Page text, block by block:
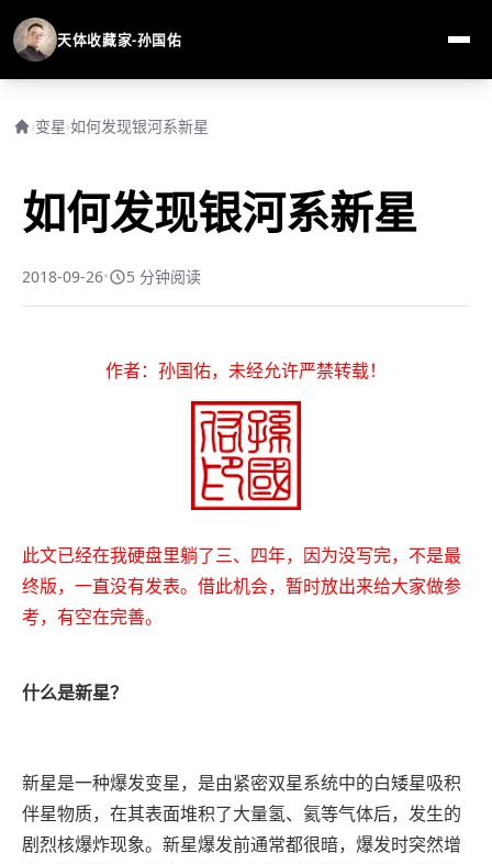
天体收藏家-孙国佑
›变星›如何发现银河系新星
如何发现银河系新星
2018-09-26• 5 分钟阅读
作者：孙国佑，未经允许严禁转载！
此文已经在我硬盘里躺了三、四年，因为没写完，不是最
终版，一直没有发表。借此机会，暂时放出来给大家做参
考，有空在完善。
什么是新星？
新星是一种爆发变星，是由紧密双星系统中的白矮星吸积
伴星物质，在其表面堆积了大量氢、氦等气体后，发生的
剧烈核爆炸现象。新星爆发前通常都很暗，爆发时突然增